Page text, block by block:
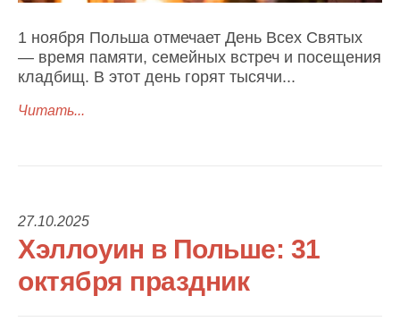
1 ноября Польша отмечает День Всех Святых
— время памяти, семейных встреч и посещения
кладбищ. В этот день горят тысячи...
Читать...
27.10.2025
Хэллоуин в Польше: 31
октября праздник